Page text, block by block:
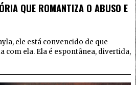
QUE ROMANTIZA O ABUSO E
ele está convencido de que
com ela. Ela é espontânea, divertida,